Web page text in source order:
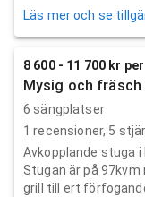
Läs mer och se
8 600 - 11 700 kr
Mysig och
6 sängplatser
1 recensioner, 5
Avkopplande stuga i
Stugan är på
grill till ert